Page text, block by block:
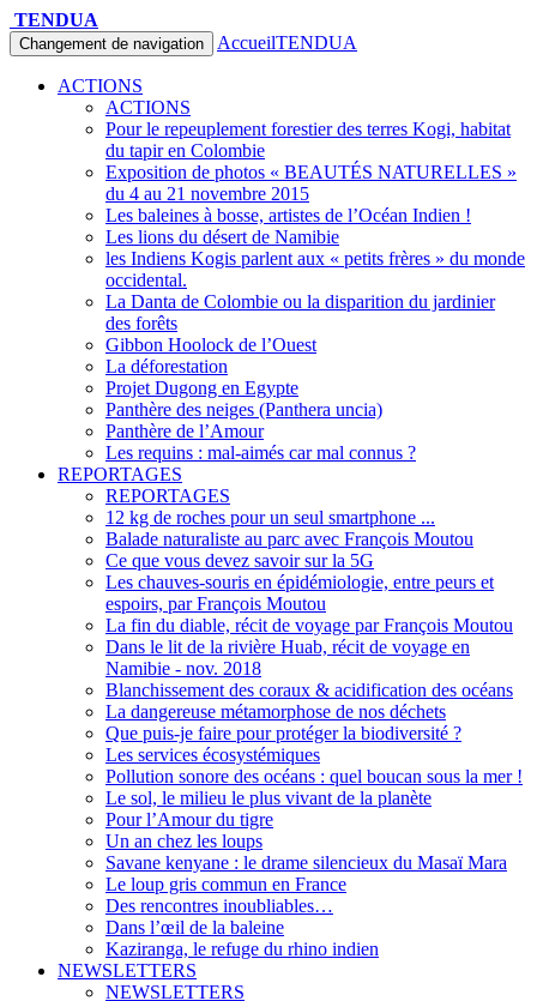
TENDUA
Changement de navigation AccueilTENDUA
ACTIONS
ACTIONS
Pour le repeuplement forestier des terres Kogi, habitat
du tapir en Colombie
Exposition de photos « BEAUTÉS NATURELLES »
du 4 au 21 novembre 2015
Les baleines à bosse, artistes de l’Océan Indien !
Les lions du désert de Namibie
les Indiens Kogis parlent aux « petits frères » du monde
occidental.
La Danta de Colombie ou la disparition du jardinier
des forêts
Gibbon Hoolock de l’Ouest
La déforestation
Projet Dugong en Egypte
Panthère des neiges (Panthera uncia)
Panthère de l’Amour
Les requins : mal-aimés car mal connus ?
REPORTAGES
REPORTAGES
12 kg de roches pour un seul smartphone ...
Balade naturaliste au parc avec François Moutou
Ce que vous devez savoir sur la 5G
Les chauves-souris en épidémiologie, entre peurs et
espoirs, par François Moutou
La fin du diable, récit de voyage par François Moutou
Dans le lit de la rivière Huab, récit de voyage en
Namibie - nov. 2018
Blanchissement des coraux & acidification des océans
La dangereuse métamorphose de nos déchets
Que puis-je faire pour protéger la biodiversité ?
Les services écosystémiques
Pollution sonore des océans : quel boucan sous la mer !
Le sol, le milieu le plus vivant de la planète
Pour l’Amour du tigre
Un an chez les loups
Savane kenyane : le drame silencieux du Masaï Mara
Le loup gris commun en France
Des rencontres inoubliables…
Dans l’œil de la baleine
Kaziranga, le refuge du rhino indien
NEWSLETTERS
NEWSLETTERS